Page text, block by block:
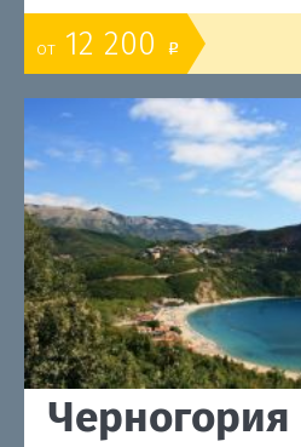
от 12 200 o
Черногория